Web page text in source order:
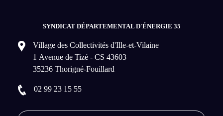
SYNDICAT DÉPARTEMENTAL D'ÉNERGIE 35
Village des Collectivités d'Ille-et-Vilaine
1 Avenue de Tizé - CS 43603
35236 Thorigné-Fouillard
02 99 23 15 55